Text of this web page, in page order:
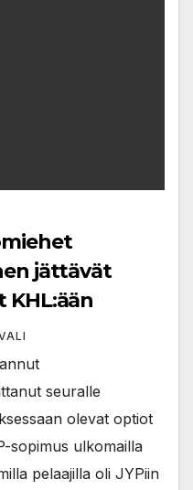
jättävät
KHL:ään
seuralle
olevat optiot
sopimus ulkomailla
pelaajilla oli JYPiin